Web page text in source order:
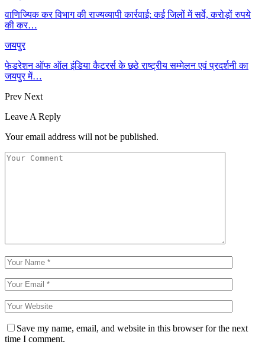
वाणिज्यिक कर विभाग की राज्यव्यापी कार्रवाई: कई जिलों में सर्वे, करोड़ों रुपये
की कर…
जयपुर
फेडरेशन ऑफ ऑल इंडिया कैटरर्स के छठे राष्ट्रीय सम्मेलन एवं प्रदर्शनी का
जयपुर में…
Prev Next
Leave A Reply
Your email address will not be published.
Save my name, email, and website in this browser for the next
time I comment.